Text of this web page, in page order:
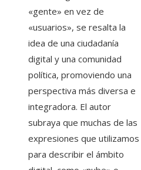
«gente» en vez de
«usuarios», se resalta la
idea de una ciudadanía
digital y una comunidad
política, promoviendo una
perspectiva más diversa e
integradora. El autor
subraya que muchas de las
expresiones que utilizamos
para describir el ámbito